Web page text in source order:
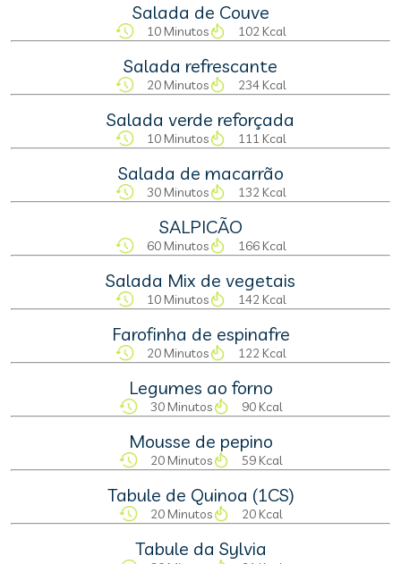
Salada de Couve
10 Minutos 102 Kcal
Salada refrescante
20 Minutos 234 Kcal
Salada verde reforçada
10 Minutos 111 Kcal
Salada de macarrão
30 Minutos 132 Kcal
SALPICÃO
60 Minutos 166 Kcal
Salada Mix de vegetais
10 Minutos 142 Kcal
Farofinha de espinafre
20 Minutos 122 Kcal
Legumes ao forno
30 Minutos 90 Kcal
Mousse de pepino
20 Minutos 59 Kcal
Tabule de Quinoa (1CS)
20 Minutos 20 Kcal
Tabule da Sylvia